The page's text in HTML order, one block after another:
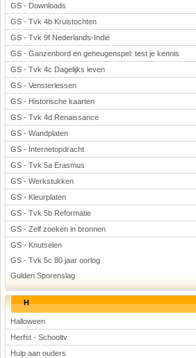
GS - Downloads
GS - Tvk 4b Kruistochten
GS - Tvk 9f Nederlands-Indië
GS - Ganzenbord en geheugenspel: test je kennis
GS - Tvk 4c Dagelijks leven
GS - Vensterlessen
GS - Historische kaarten
GS - Tvk 4d Renaissance
GS - Wandplaten
GS - Internetopdracht
GS - Tvk 5a Erasmus
GS - Werkstukken
GS - Kleurplaten
GS - Tvk 5b Reformatie
GS - Zelf zoeken in bronnen
GS - Knutselen
GS - Tvk 5c 80 jaar oorlog
Gulden Sporenslag
H
Halloween
Herfst - Schooltv
Hulp aan ouders